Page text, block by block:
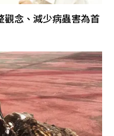
觀念、減少病蟲害為首